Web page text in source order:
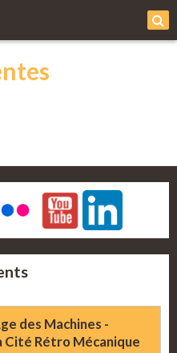
des Machines -
Cité Rétro Mécanique